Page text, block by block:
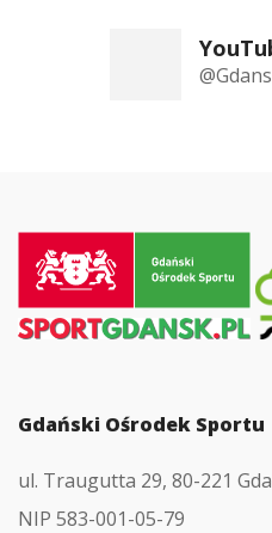
Gdański Ośrodek Sportu
ul. Traugutta 29, 80-221
NIP 583-001-05-79